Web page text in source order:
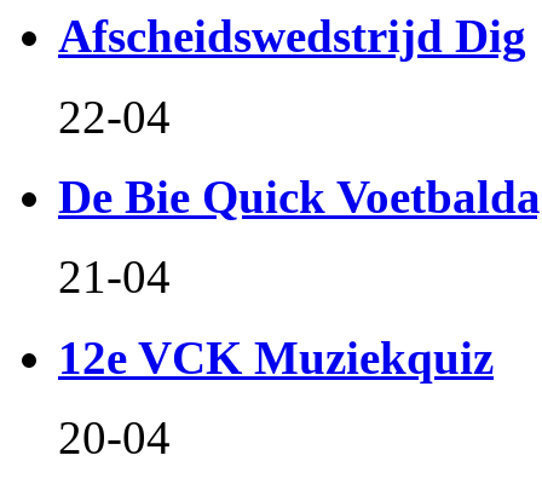
Afscheidswedstrijd Dig
22-04
De Bie Quick
21-04
12e VCK Muziekquiz
20-04